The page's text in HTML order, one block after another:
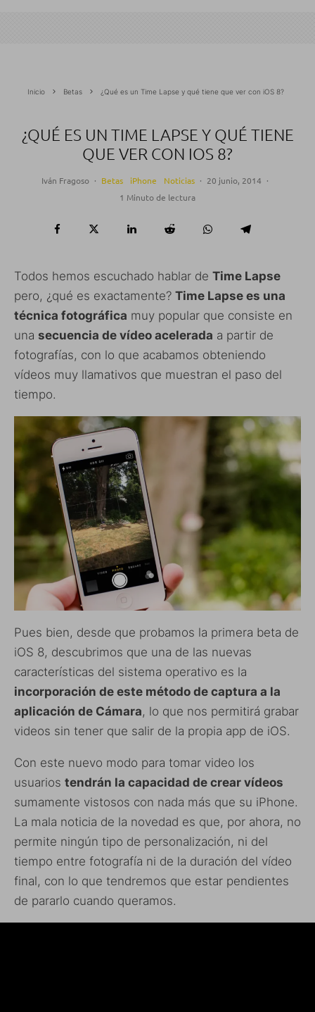
Inicio Betas ¿Qué es un Time Lapse y qué tiene que ver con iOS 8?
¿QUÉ ES UN TIME LAPSE Y QUÉ TIENE
QUE VER CON IOS 8?
Iván Fragoso · Betas iPhone Noticias · 20 junio, 2014 ·
1 Minuto de lectura
Todos hemos escuchado hablar de Time Lapse
pero, ¿qué es exactamente? Time Lapse es una
técnica fotográfica muy popular que consiste en
una secuencia de vídeo acelerada a partir de
fotografías, con lo que acabamos obteniendo
vídeos muy llamativos que muestran el paso del
tiempo.
Pues bien, desde que probamos la primera beta de
iOS 8, descubrimos que una de las nuevas
características del sistema operativo es la
incorporación de este método de captura a la
aplicación de Cámara, lo que nos permitirá grabar
videos sin tener que salir de la propia app de iOS.
Con este nuevo modo para tomar video los
usuarios tendrán la capacidad de crear vídeos
sumamente vistosos con nada más que su iPhone.
La mala noticia de la novedad es que, por ahora, no
permite ningún tipo de personalización, ni del
tiempo entre fotografía ni de la duración del vídeo
final, con lo que tendremos que estar pendientes
de pararlo cuando queramos.